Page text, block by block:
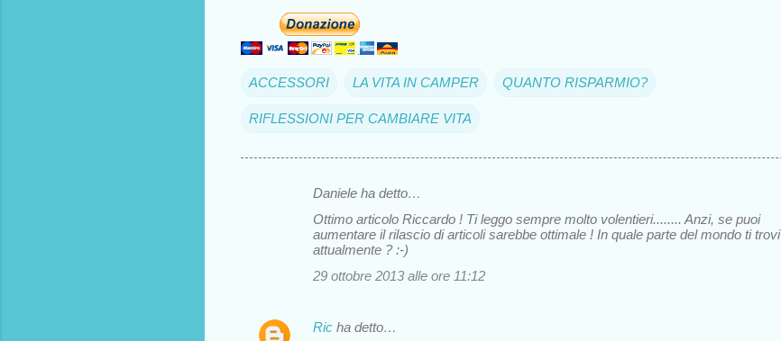
ACCESSORI LA VITA IN CAMPER QUANTO RISPARMIO?
RIFLESSIONI PER CAMBIARE VITA
n
Daniele ha detto…
Ottimo articolo Riccardo ! Ti leggo sempre molto volentieri........ Anzi, se puoi
aumentare il rilascio di articoli sarebbe ottimale ! In quale parte del mondo ti trovi
attualmente ? :-)
29 ottobre 2013 alle ore 11:12
Ric ha detto…